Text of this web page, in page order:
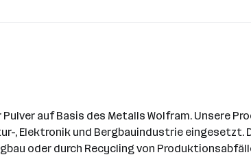
auf Basis des Metalls Wolfram. Unsere
, Elektronik und Bergbauindustrie eingesetzt.
oder durch Recycling von